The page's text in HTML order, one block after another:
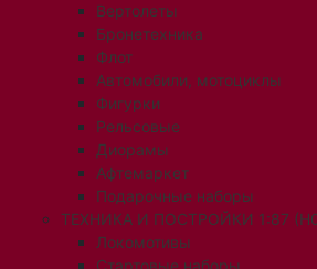
Вертолеты
Бронетехника
Флот
Автомобили, мотоциклы
Фигурки
Рельсовые
Диорамы
Афтемаркет
Подарочные наборы
ТЕХНИКА И ПОСТРОЙКИ 1:87
Локомотивы
Стартовые наборы